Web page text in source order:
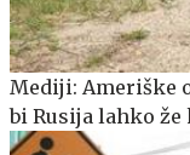
Mediji: Ameriške
bi Rusija lahko